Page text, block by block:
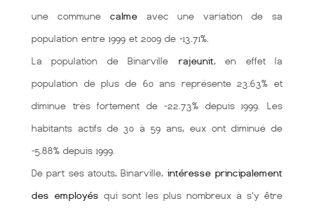
une commune calmeavec une variation de sa
population entre 1999 et 2009 de -13.71%.
La population de Binarville rajeunit, en effet la
population de plus de 60 ans représente 23.63% et
diminue très fortement de -22.73% depuis 1999. Les
habitants actifs de 30 à 59 ans, eux ont diminué de
-5.88% depuis 1999.
De part ses atouts, Binarville, intéresse principalement
des employés qui sont les plus nombreux à s'y être